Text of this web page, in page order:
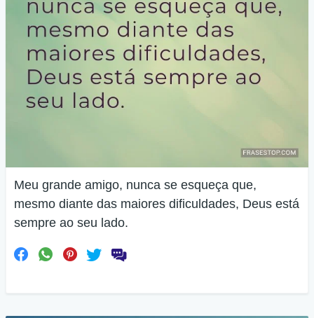
Meu grande amigo, nunca se esqueça que,
mesmo diante das maiores dificuldades, Deus está
sempre ao seu lado.